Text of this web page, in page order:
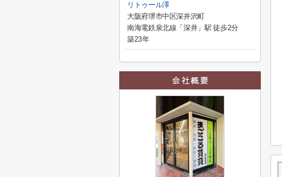
リトゥール澤
大阪府堺市中区深井沢町
南海電鉄泉北線「深井」駅 徒歩2分
築23年